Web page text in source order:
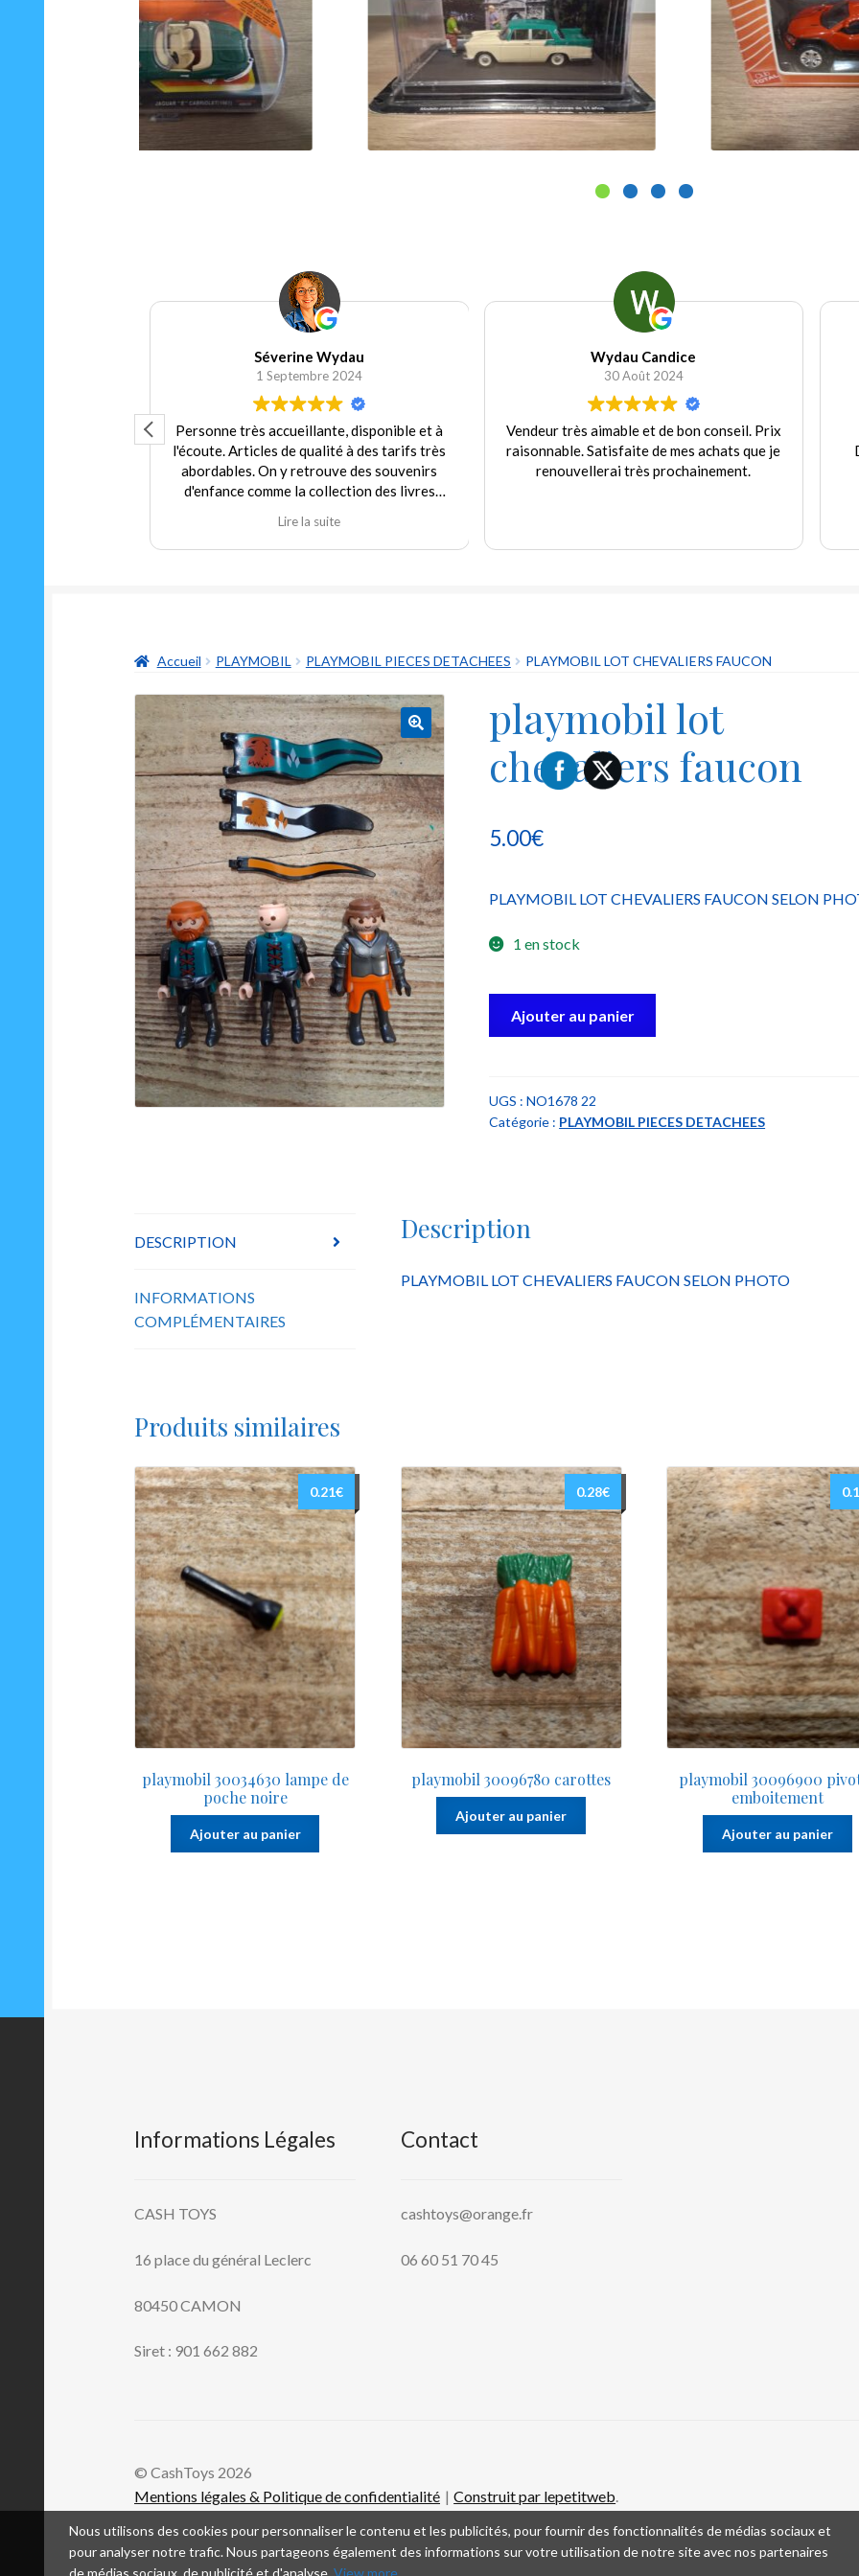
20.00 €
Ajouter au panier
11.00€
Ajouter au panier
Séverine Wydau
1 Septembre 2024
Personne très accueillante, disponible et à
l'écoute. Articles de qualité à des tarifs très
abordables. On y retrouve des souvenirs
d'enfance comme la collection des livres
expérience tant en achat qu'en vente. Je
recommande fortement ce commerçant.
Lire la suite
Wydau Candice
30 Août 2024
Vendeur très aimable et de bon conseil. Prix
raisonnable. Satisfaite de mes achats que je
renouvellerai très prochainement.
Accueil PLAYMOBIL PLAYMOBIL PIECES DETACHEES PLAYMOBIL LOT CHEVALIERS FAUCON
🔍
playmobil lot
chevaliers faucon
5.00€
PLAYMOBIL LOT CHEVALIERS FAUCON SELON
1 en stock
chevaliers
faucon
Ajouter au panier
UGS :NO1678 22
Catégorie : PLAYMOBIL PIECES DETACHEES
DESCRIPTION
INFORMATIONS
COMPLÉMENTAIRES
Description
PLAYMOBIL LOT CHEVALIERS FAUCON SELON PHOTO
Produits similaires
playmobil 30034630 lampe de
poche noire
0.21€
Ajouter au panier
playmobil 30096780 carottes
0.28€
Ajouter au panier
playmobil 30096900
emboitement
Ajouter au panier
Informations Légales
CASH TOYS
16 place du général Leclerc
80450 CAMON
Siret : 901 662 882
Contact
cashtoys@orange.fr
06 60 51 70 45
© CashToys 2026
Mentions légales & Politique de confidentialité
Construit par lepetitweb.
Nous utilisons des cookies pour personnaliser le contenu et les publicités, pour fournir des fonctionnalités de médias sociaux et
pour analyser notre trafic. Nous partageons également des informations sur votre utilisation de notre site avec nos partenaires
de médias sociaux, de publicité et d'analyse. View more